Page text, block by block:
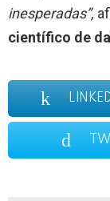
inesperadas”,
científico de